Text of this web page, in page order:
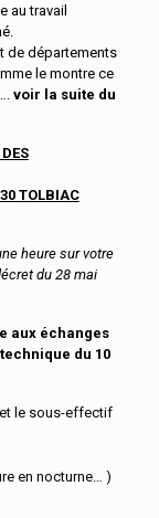
au travail
de départements
le montre ce
voir la suite du
TOLBIAC
heure sur votre
du 28 mai
aux échanges
du 10
le sous-effectif
en nocturne… )